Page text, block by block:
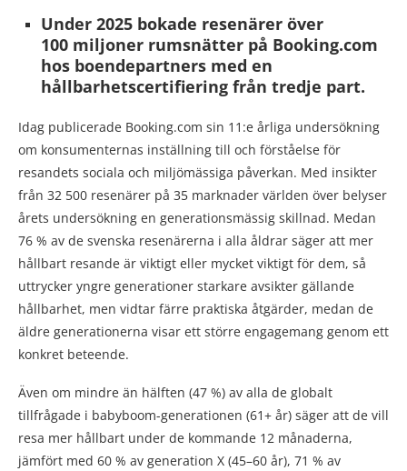
Under 2025 bokade resenärer över
100 miljoner rumsnätter på Booking.com
hos boendepartners med en
hållbarhetscertifiering från tredje part.
Idag publicerade Booking.com sin 11:e årliga undersökning
om konsumenternas inställning till och förståelse för
resandets sociala och miljömässiga påverkan. Med insikter
från 32 500 resenärer på 35 marknader världen över belyser
årets undersökning en generationsmässig skillnad. Medan
76 % av de svenska resenärerna i alla åldrar säger att mer
hållbart resande är viktigt eller mycket viktigt för dem, så
uttrycker yngre generationer starkare avsikter gällande
hållbarhet, men vidtar färre praktiska åtgärder, medan de
äldre generationerna visar ett större engagemang genom ett
konkret beteende.
Även om mindre än hälften (47 %) av alla de globalt
tillfrågade i babyboom-generationen (61+ år) säger att de vill
resa mer hållbart under de kommande 12 månaderna,
jämfört med 60 % av generation X (45–60 år), 71 % av